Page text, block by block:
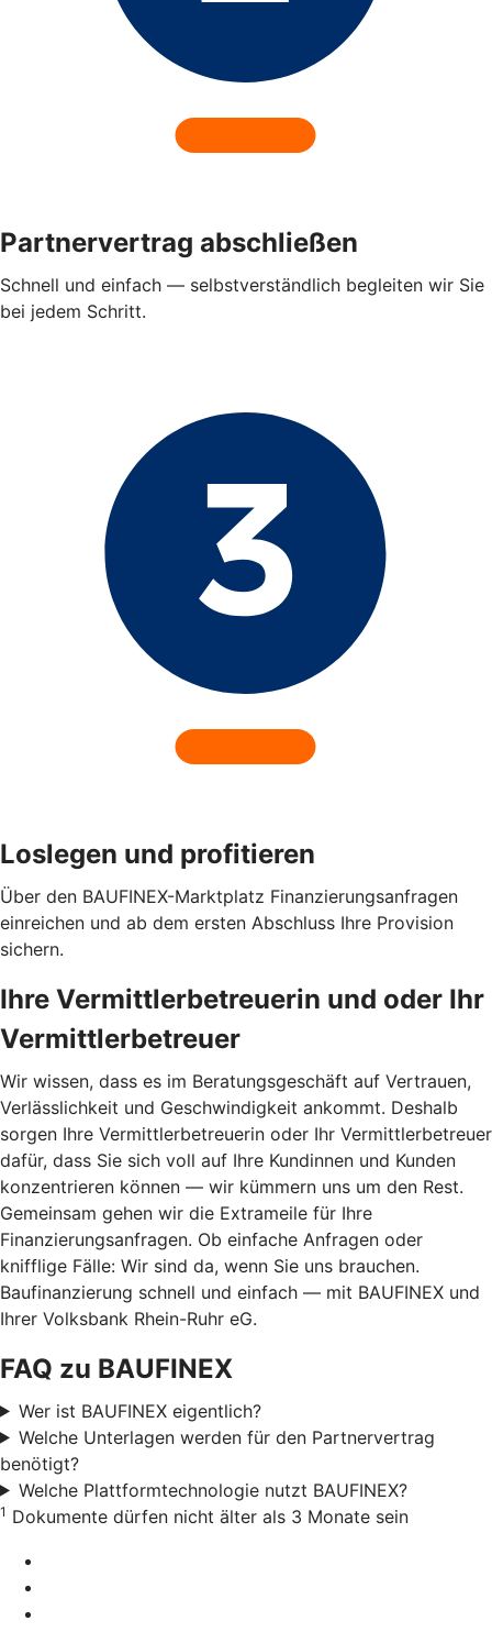
Partnervertrag abschließen
Schnell und einfach — selbstverständlich begleiten wir Sie
bei jedem Schritt.
Loslegen und profitieren
Über den BAUFINEX-Marktplatz Finanzierungsanfragen
einreichen und ab dem ersten Abschluss Ihre Provision
sichern.
Ihre Vermittlerbetreuerin und oder Ihr
Vermittlerbetreuer
Wir wissen, dass es im Beratungsgeschäft auf Vertrauen,
Verlässlichkeit und Geschwindigkeit ankommt. Deshalb
sorgen Ihre Vermittlerbetreuerin oder Ihr Vermittlerbetreuer
dafür, dass Sie sich voll auf Ihre Kundinnen und Kunden
konzentrieren können — wir kümmern uns um den Rest.
Gemeinsam gehen wir die Extrameile für Ihre
Finanzierungsanfragen. Ob einfache Anfragen oder
knifflige Fälle: Wir sind da, wenn Sie uns brauchen.
Baufinanzierung schnell und einfach — mit BAUFINEX und
Ihrer Volksbank Rhein-Ruhr eG.
FAQ zu BAUFINEX
Wer ist BAUFINEX eigentlich?
Welche Unterlagen werden für den Partnervertrag
benötigt?
Welche Plattformtechnologie nutzt BAUFINEX?
1 Dokumente dürfen nicht älter als 3 Monate sein